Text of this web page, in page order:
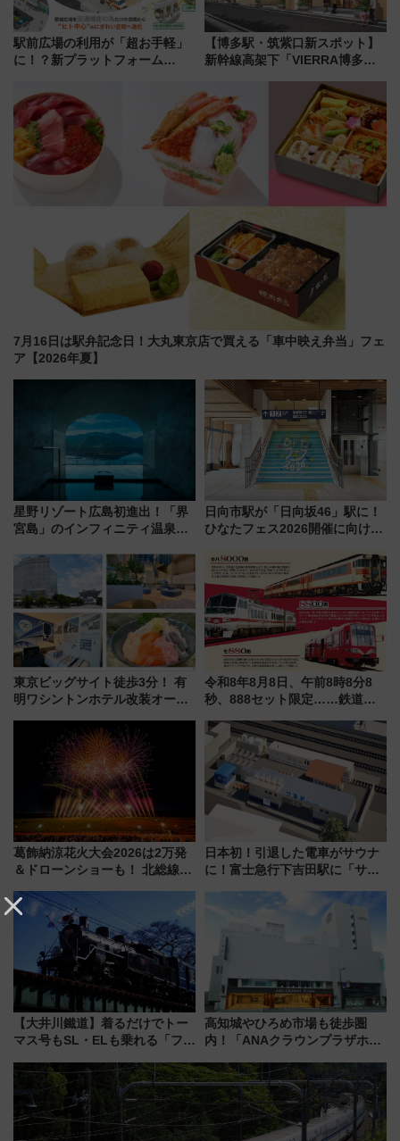
駅前広場の利用が「超お手軽」
に！？新プラットフォーム
マホで簡単申請 物販や演奏会な
どに【JR東日本】
【博多駅・筑紫口新スポット】
新幹線高架下「VIERRA博多テ
など注目の全6店舗 「博多活憩
通り」も一新
7月16日は駅弁記念日！大丸東京店で買える「車中映え弁当」フェ
ア【2026年夏】
星野リゾート広島初進出！「界
宮島」のインフィニティ温泉と
宿泊料金・アクセスは？（2026
年7月23日開業）
日向市駅が「日向坂46」駅に！
ひなたフェス2026開催に向けJR
全力応援 夜行列車「ドリーム
おひさま号」も走る
東京ビッグサイト徒歩3分！ 有
明ワシントンホテル改装オープ
客室」や海鮮丼が人気の朝食ビ
ュッフェを現地レポ
令和8年8月8日、午前8時8分8
秒、888セット限定……鉄道各
たち
葛飾納涼花火大会2026は2万発
＆ドローンショーも！ 北総線を
車、観覧スポット情報と周辺観
光まとめ（7/28開催）
日本初！引退した電車がサウナ
に！富士急行下吉田駅に「サ電
業 行き交う電車の音や振動を
感じながら「ととのう」新感覚
【大井川鐵道】着るだけでトー
マス号もSL・ELも乗れる「フリ
受注販売
高知城やひろめ市場も徒歩圏
内！「ANAクラウンプラザホテ